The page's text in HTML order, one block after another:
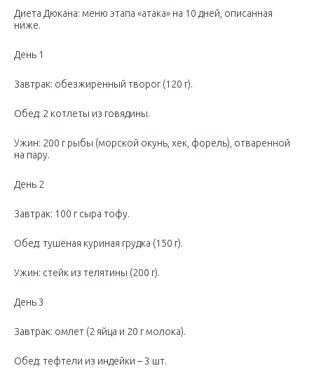
Диета Дюкана: меню этапа «атака» на 10 дней, описанная
ниже.
День 1
Завтрак: обезжиренный творог (120 г).
Обед: 2 котлеты из говядины.
Ужин: 200 г рыбы (морской окунь, хек, форель), отваренной
на пару.
День 2
Завтрак: 100 г сыра тофу.
Обед: тушёная куриная грудка (150 г).
Ужин: стейк из телятины (200 г).
День 3
Завтрак: омлет (2 яйца и 20 г молока).
Обед: тефтели из индейки – 3 шт.